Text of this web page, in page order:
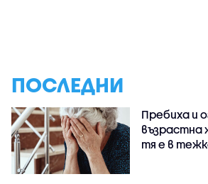
ПОСЛЕДНИ
Пребиха и
възрастна
тя е в